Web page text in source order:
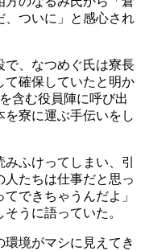
、ついに」と感心され
で、なつめぐ氏は寮長
て確保していたと明か
含む役員陣に呼び出
を寮に運ぶ手伝いをし
ふけってしまい、引
人たちは仕事だと思っ
できちゃうんだよ」
うに語っていた。
境がマシに見えてき